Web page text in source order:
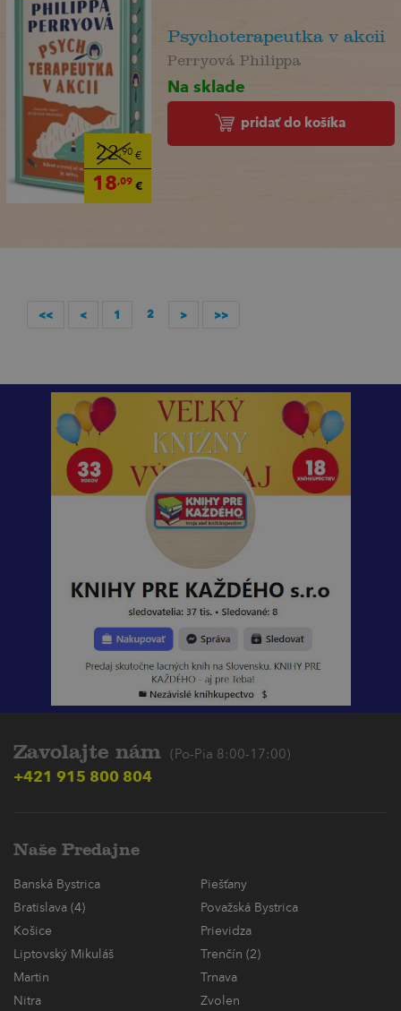
22,90€
18,09€
Psychoterapeutka v akcii
Perryová Philippa
Na sklade
pridať do košíka
<< < 1 2 > >>
Zavolajte nám (Po-Pia 8:00-17:00)
+421 915 800 804
Naše Predajne
Banská Bystrica
Piešťany
Bratislava (4)
Považská Bystrica
Košice
Prievidza
Liptovský Mikuláš
Trenčín (2)
Martin
Trnava
Nitra
Zvolen